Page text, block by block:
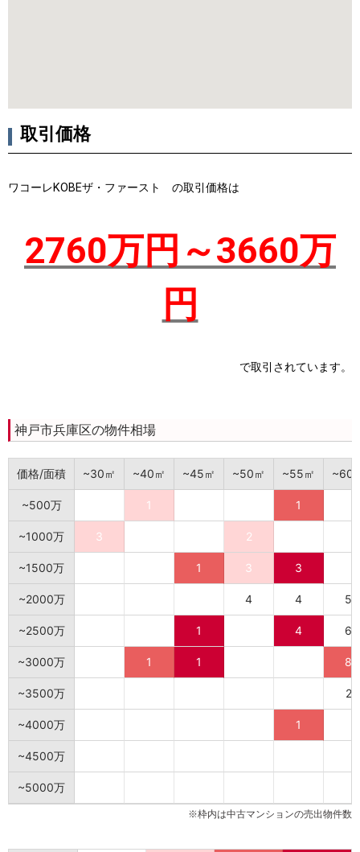
取引価格
ワコーレKOBEザ・ファースト の取引価格は
2760万円～3660万
円
で取引されています。
神戸市兵庫区の物件相場
価格/面積 ~30㎡ ~40㎡ ~45㎡ ~50㎡ ~55㎡ ~60
~500万 1 1
~1000万 3 2
~1500万 1 3 3
~2000万 4 4 5
~2500万 1 4 6
~3000万 1 1 8
~3500万 2
~4000万 1
~4500万
~5000万
※枠内は中古マンションの売出物件数